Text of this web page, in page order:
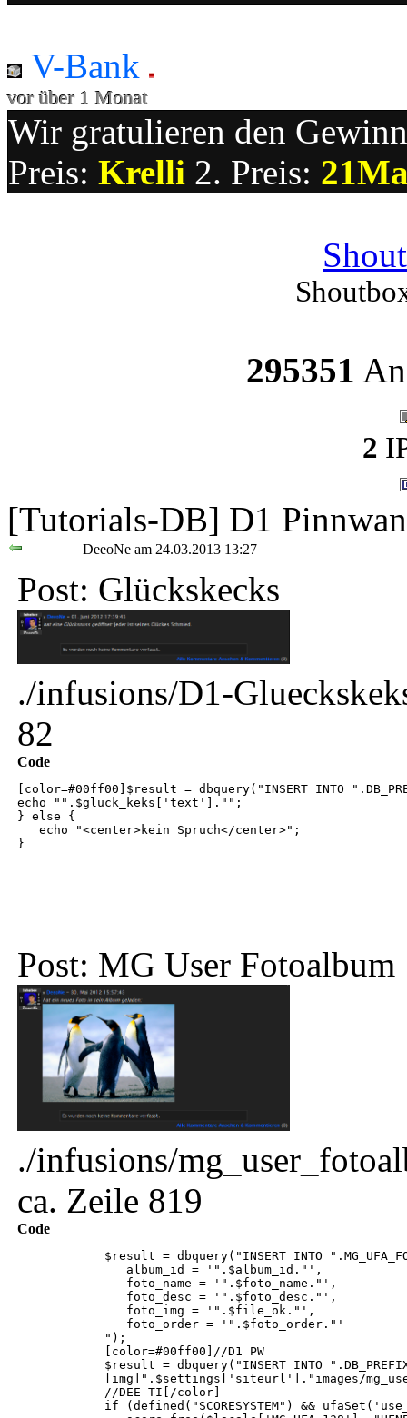
V-Bank
vor über 1 Monat
Wir gratulieren den
Preis: Krelli 2. Preis:
295351
2
[Tutorials-DB] D1
DeeoNe am 24.03.2013 13:27
Post: Glückskecks
./infusions/D1-
82
Code
[color=#00ff00]$result = dbquery("INSERT INTO
echo "".$gluck_keks['text']."";
} else {
echo "<center>kein Spruch</center>";
}
Post: MG User Fotoalbum
./infusions/
ca. Zeile 819
Code
$result = dbquery("INSERT INTO
album_id = '".$album_id."',
foto_name = '".$foto_name."',
foto_desc = '".$foto_desc."',
foto_img = '".$file_ok."',
foto_order = '".$foto_order."'
");
[color=#00ff00]//D1 PW
$result = dbquery("INSERT INTO
[img]".$settings['siteurl']."images/
//DEE TI[/color]
if (defined("SCORESYSTEM") &&